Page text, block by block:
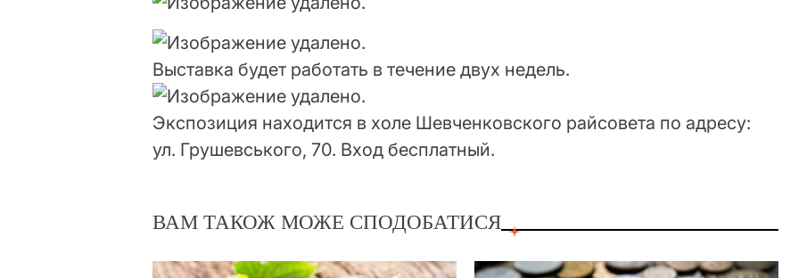
Выставка будет работать в течение двух недель.
Экспозиция находится в холе Шевченковского райсовета по адресу:
ул. Грушевського, 70. Вход бесплатный.
ВАМ ТАКОЖ МОЖЕ СПОДОБАТИСЯ